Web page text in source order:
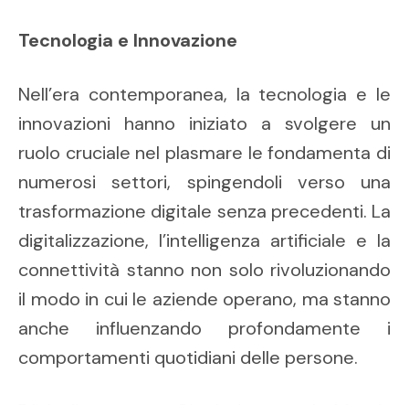
Tecnologia e Innovazione
Nell’era contemporanea, la tecnologia e le
innovazioni hanno iniziato a svolgere un
ruolo cruciale nel plasmare le fondamenta di
numerosi settori, spingendoli verso una
trasformazione digitale senza precedenti. La
digitalizzazione, l’intelligenza artificiale e la
connettività stanno non solo rivoluzionando
il modo in cui le aziende operano, ma stanno
anche influenzando profondamente i
comportamenti quotidiani delle persone.